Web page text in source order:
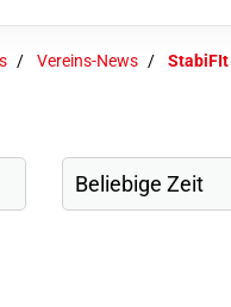
Vereins-News StabiFIt